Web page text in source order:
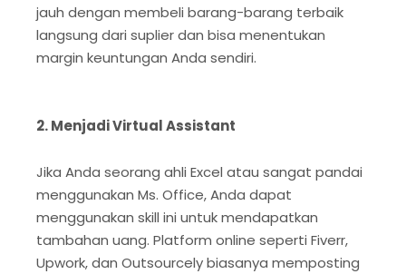
jauh dengan membeli barang-barang terbaik
langsung dari suplier dan bisa menentukan
margin keuntungan Anda sendiri.
2. Menjadi Virtual Assistant
Jika Anda seorang ahli Excel atau sangat pandai
menggunakan Ms. Office, Anda dapat
menggunakan skill ini untuk mendapatkan
tambahan uang. Platform online seperti Fiverr,
Upwork, dan Outsourcely biasanya memposting